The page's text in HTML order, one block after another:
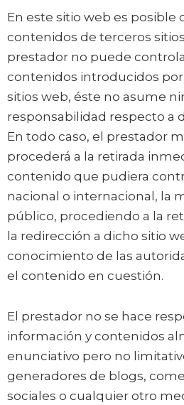
En este sitio web es posible
contenidos de terceros
prestador no puede
contenidos introducidos
sitios web, éste no asume
responsabilidad respecto a
En todo caso, el prestador
procederá a la retirada
contenido que pudiera
nacional o internacional, la
público, procediendo a la
la redirección a dicho sitio
conocimiento de las
el contenido en cuestión.
El prestador no se hace
información y contenidos
enunciativo pero no
generadores de blogs,
sociales o cualquier otro